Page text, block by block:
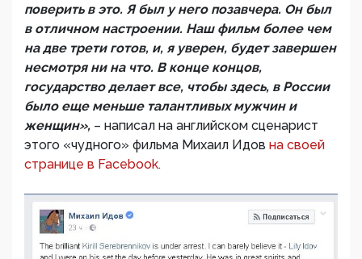
поверить в это. Я был у него позавчера. Он был
в отличном настроении. Наш фильм более чем
на две трети готов, и, я уверен, будет завершен
несмотря ни на что. В конце концов,
государство делает все, чтобы здесь, в России
было еще меньше талантливых мужчин и
женщин», – написал на английском сценарист
этого «чудного» фильма Михаил Идов на своей
странице в Facebook.